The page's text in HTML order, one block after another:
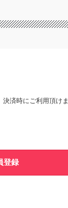
済時にご利用頂けま
登録